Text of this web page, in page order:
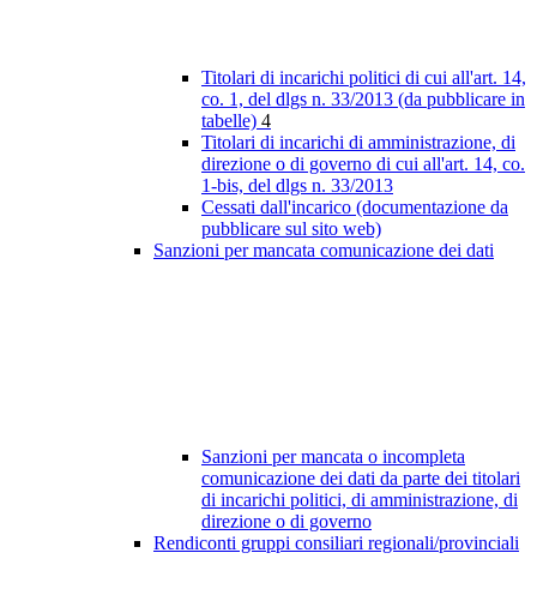
Titolari di incarichi politici di cui all'art. 14,
co. 1, del dlgs n. 33/2013 (da pubblicare in
tabelle) 4
Titolari di incarichi di amministrazione, di
direzione o di governo di cui all'art. 14, co.
1-bis, del dlgs n. 33/2013
Cessati dall'incarico (documentazione da
pubblicare sul sito web)
Sanzioni per mancata comunicazione dei dati
Sanzioni per mancata o incompleta
comunicazione dei dati da parte dei titolari
di incarichi politici, di amministrazione, di
direzione o di governo
Rendiconti gruppi consiliari regionali/provinciali